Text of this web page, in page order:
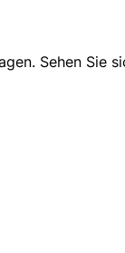
Sehen Sie